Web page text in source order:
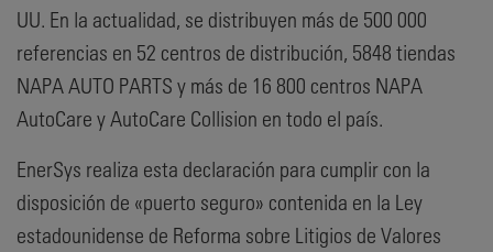
UU. En la actualidad, se distribuyen más de 500 000
referencias en 52 centros de distribución, 5848 tiendas
NAPA AUTO PARTS y más de 16 800 centros NAPA
AutoCare y AutoCare Collision en todo el país.
EnerSys realiza esta declaración para cumplir con la
disposición de «puerto seguro» contenida en la Ley
estadounidense de Reforma sobre Litigios de Valores